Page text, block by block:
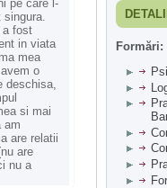
pe care l-
a fost
in viata
mea
o
deschisa,
si mai
am
are relatii
are
nu a
Formări: